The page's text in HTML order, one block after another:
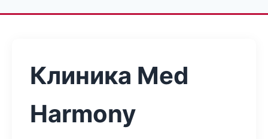
Клиника Med
Harmony